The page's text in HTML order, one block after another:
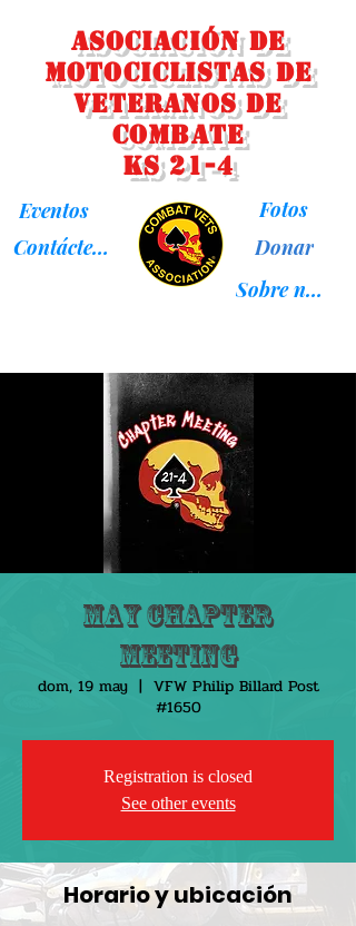
Asociación de
Motociclistas de
Veteranos de
Combate
KS 21-4
Eventos
Contáctenos
Fotos
Donar
Sobre nosotros
May Chapter
Meeting
dom, 19 may
  |
VFW Philip Billard Post
#1650
Registration is closed
See other events
Horario y ubicación